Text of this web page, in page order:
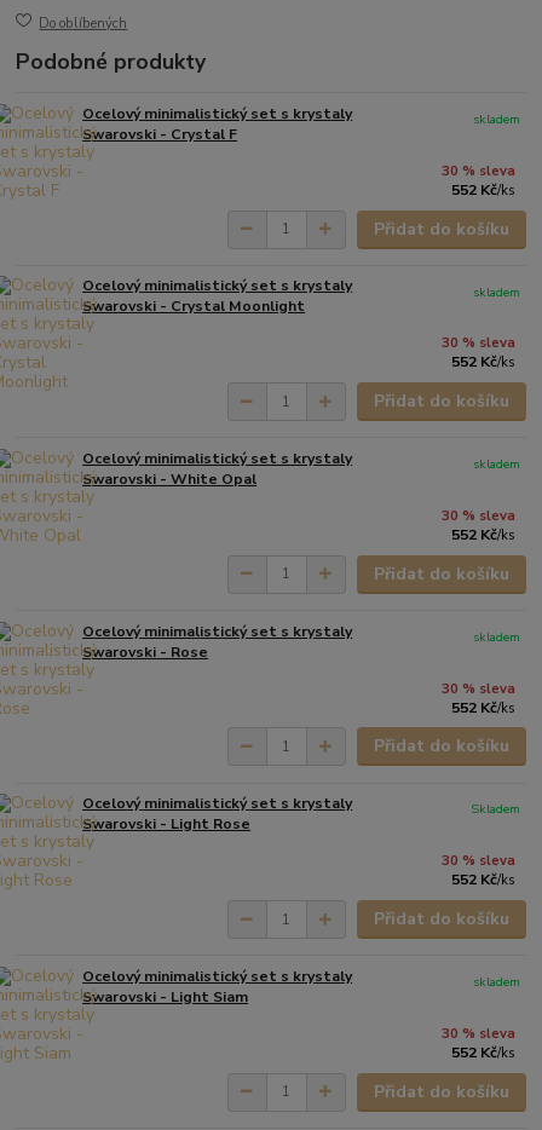
Do oblíbených
Podobné produkty
Ocelový minimalistický set s krystaly
Swarovski - Crystal F
30 % sleva
552 Kč/ks
skladem
Přidat do košíku
Ocelový minimalistický set s krystaly
Swarovski - Crystal Moonlight
30 % sleva
552 Kč/ks
skladem
Přidat do košíku
Ocelový minimalistický set s krystaly
Swarovski - White Opal
30 % sleva
552 Kč/ks
skladem
Přidat do košíku
Ocelový minimalistický set s krystaly
Swarovski - Rose
30 % sleva
552 Kč/ks
skladem
Přidat do košíku
Ocelový minimalistický set s krystaly
Swarovski - Light Rose
30 % sleva
552 Kč/ks
Skladem
Přidat do košíku
Ocelový minimalistický set s krystaly
Swarovski - Light Siam
30 % sleva
552 Kč/ks
skladem
Přidat do košíku